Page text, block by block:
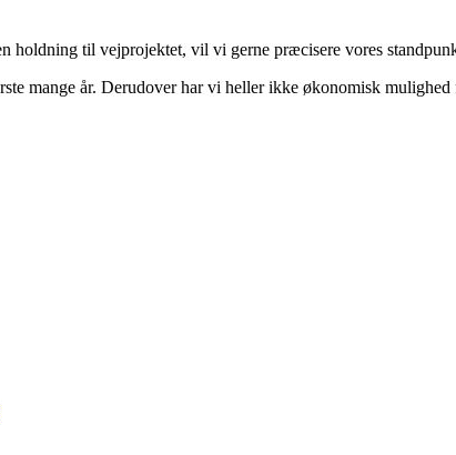
holdning til vejprojektet, vil vi gerne præcisere vores
mange år. Derudover har vi heller ikke økonomisk